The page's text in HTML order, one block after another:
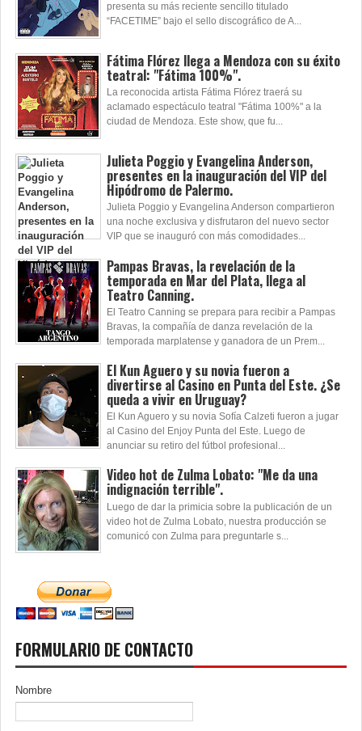
presenta su más reciente sencillo titulado
“FACETIME” bajo el sello discográfico de A...
Fátima Flórez llega a Mendoza con su éxito
teatral: "Fátima 100%".
La reconocida artista Fátima Flórez traerá su
aclamado espectáculo teatral "Fátima 100%" a la
ciudad de Mendoza. Este show, que fu...
Julieta Poggio y Evangelina Anderson,
presentes en la inauguración del VIP del
Hipódromo de Palermo.
Julieta Poggio y Evangelina Anderson compartieron
una noche exclusiva y disfrutaron del nuevo sector
VIP que se inauguró con más comodidades...
Pampas Bravas, la revelación de la
temporada en Mar del Plata, llega al
Teatro Canning.
El Teatro Canning se prepara para recibir a Pampas
Bravas, la compañía de danza revelación de la
temporada marplatense y ganadora de un Prem...
El Kun Aguero y su novia fueron a
divertirse al Casino en Punta del Este. ¿Se
queda a vivir en Uruguay?
El Kun Aguero y su novia Sofía Calzeti fueron a jugar
al Casino del Enjoy Punta del Este. Luego de
anunciar su retiro del fútbol profesional...
Video hot de Zulma Lobato: "Me da una
indignación terrible".
Luego de dar la primicia sobre la publicación de un
video hot de Zulma Lobato, nuestra producción se
comunicó con Zulma para preguntarle s...
FORMULARIO DE CONTACTO
Nombre